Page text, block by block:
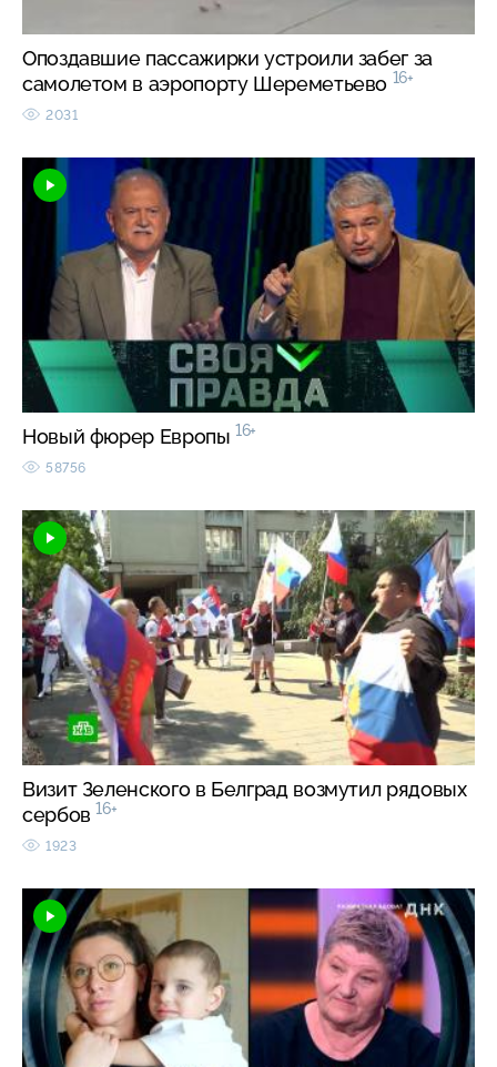
Опоздавшие пассажирки устроили забег за
самолетом в аэропорту Шереметьево 16+
2031
Новый фюрер Европы 16+
58756
Визит Зеленского в Белград возмутил рядовых
сербов 16+
1923